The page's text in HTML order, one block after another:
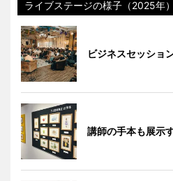
ライブステージの様子（2025年）
ビジネスセッショ
講師の手本も展示